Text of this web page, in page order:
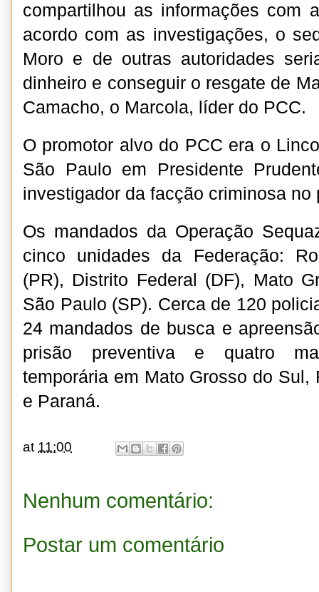
compartilhou as informações com
acordo com as investigações, o
Moro e de outras autoridades
dinheiro e conseguir o resgate de
Camacho, o Marcola, líder do PCC.
O promotor alvo do PCC era o
São Paulo em Presidente
investigador da facção criminosa no
Os mandados da Operação
cinco unidades da Federação:
(PR), Distrito Federal (DF), Mato
São Paulo (SP). Cerca de 120
24 mandados de busca e
prisão preventiva e quatro
temporária em Mato Grosso do Sul,
e Paraná.
at 11:00
Nenhum comentário:
Postar um comentário